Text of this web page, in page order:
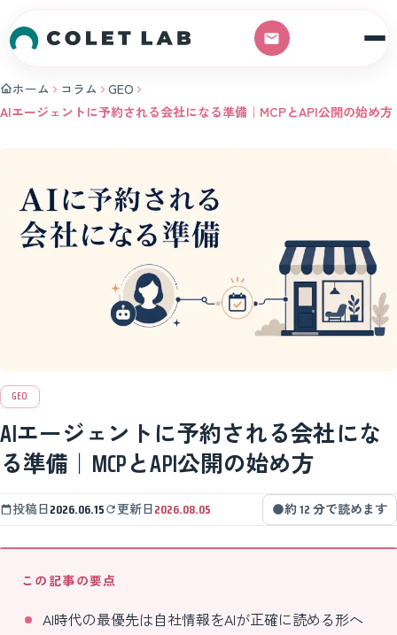
ホーム コラム
GEO
AIエージェントに予約される会社になる準備｜MCPとAPI公開の始め方
GEO
AIエージェントに予約される会社にな
る準備｜MCPとAPI公開の始め方
投稿日2026.06.15 更新日2026.08.05 約 12 分で読めます
この記事の要点
AI時代の最優先は自社情報をAIが正確に読める形へ